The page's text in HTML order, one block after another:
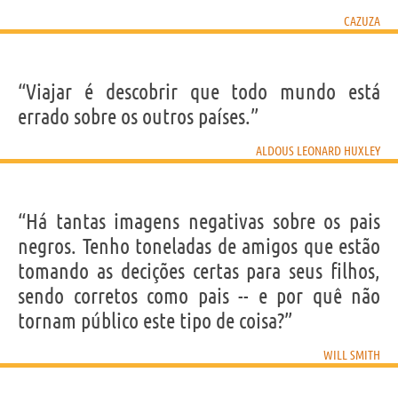
CAZUZA
“Viajar é descobrir que todo mundo está
errado sobre os outros países.”
ALDOUS LEONARD HUXLEY
“Há tantas imagens negativas sobre os pais
negros. Tenho toneladas de amigos que estão
tomando as decições certas para seus filhos,
sendo corretos como pais -- e por quê não
tornam público este tipo de coisa?”
WILL SMITH